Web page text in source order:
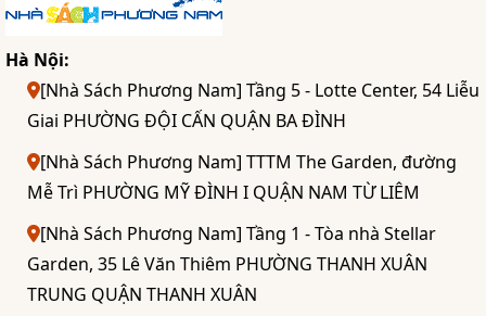
Hà Nội:
[Nhà Sách Phương Nam] Tầng 5 - Lotte Center, 54 Liễu
Giai PHƯỜNG ĐỘI CẤN QUẬN BA ĐÌNH
[Nhà Sách Phương Nam] TTTM The Garden, đường
Mễ Trì PHƯỜNG MỸ ĐÌNH I QUẬN NAM TỪ LIÊM
[Nhà Sách Phương Nam] Tầng 1 - Tòa nhà Stellar
Garden, 35 Lê Văn Thiêm PHƯỜNG THANH XUÂN
TRUNG QUẬN THANH XUÂN